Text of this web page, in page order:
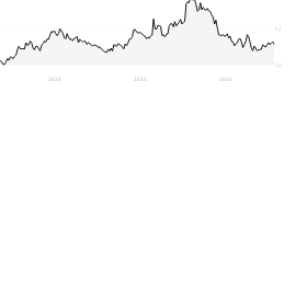
2,8
5,67
2024 2025 2026